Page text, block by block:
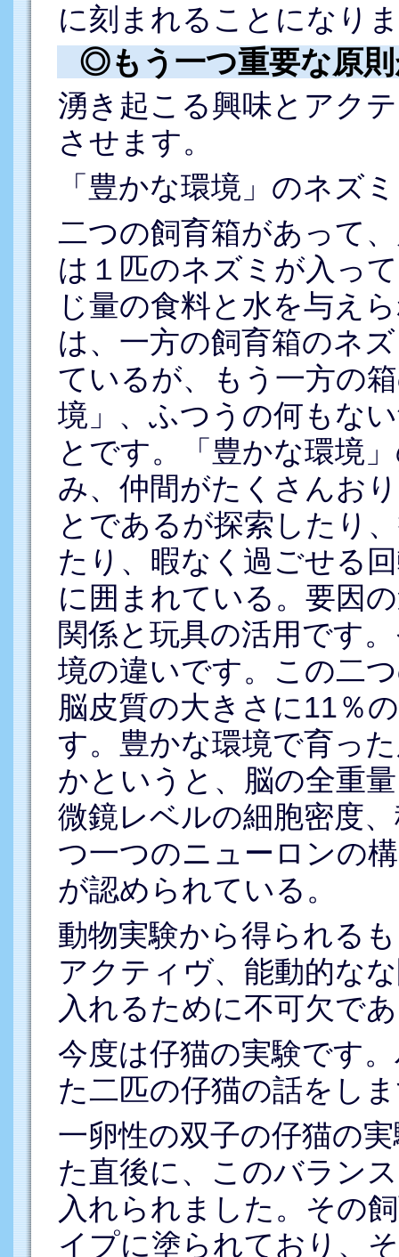
に刻まれることになり
◎もう一つ重要な原
湧き起こる興味とアク
させます。
「豊かな環境」のネズ
二つの飼育箱があって
は１匹のネズミが入っ
じ量の食料と水を与え
は、一方の飼育箱のネ
ているが、もう一方の
境」、ふつうの何もな
とです。「豊かな環境
み、仲間がたくさんお
とであるが探索したり
たり、暇なく過ごせる
に囲まれている。要因
関係と玩具の活用です
境の違いです。この二
脳皮質の大きさに11％
す。豊かな環境で育っ
かというと、脳の全重
微鏡レベルの細胞密度
つ一つのニューロンの
が認められている。
動物実験から得られる
アクティヴ、能動的な
入れるために不可欠で
今度は仔猫の実験です
た二匹の仔猫の話をし
一卵性の双子の仔猫の
た直後に、このバラン
入れられました。その
イプに塗られており、